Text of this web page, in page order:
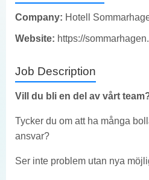
Company: Hotell
Website: https://
Job Description
Vill du bli en del av vårt
Tycker du om att ha många
ansvar?
Ser inte problem utan nya